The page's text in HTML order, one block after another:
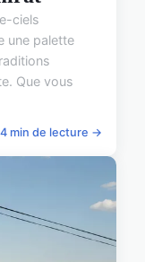
ciels
une palette
Que vous
4 min de lecture →